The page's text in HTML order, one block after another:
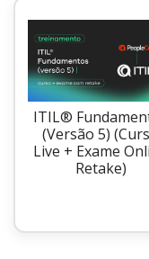
ITIL®
(Versão 5)
Live + Exame
Retake)